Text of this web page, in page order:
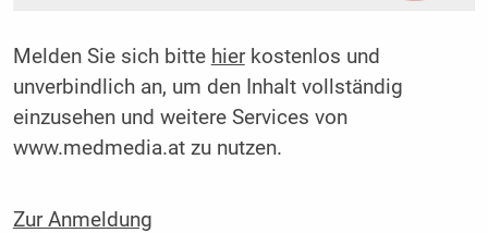
Melden Sie sich bitte hierkostenlos und
unverbindlich an, um den Inhalt vollständig
einzusehen und weitere Services von
www.medmedia.at zu nutzen.
Zur Anmeldung